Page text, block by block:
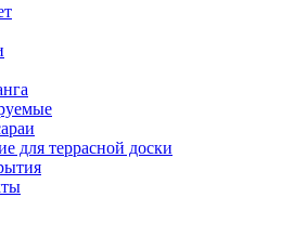
для террасной доски